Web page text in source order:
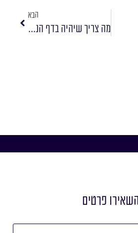
הבא
מה צריך שיהיה בדף הנחיתה שלך?
פרטים